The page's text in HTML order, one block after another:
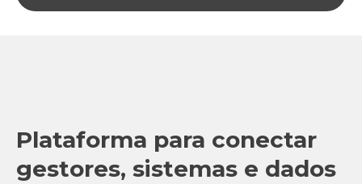
Plataforma para conectar
gestores, sistemas e dados